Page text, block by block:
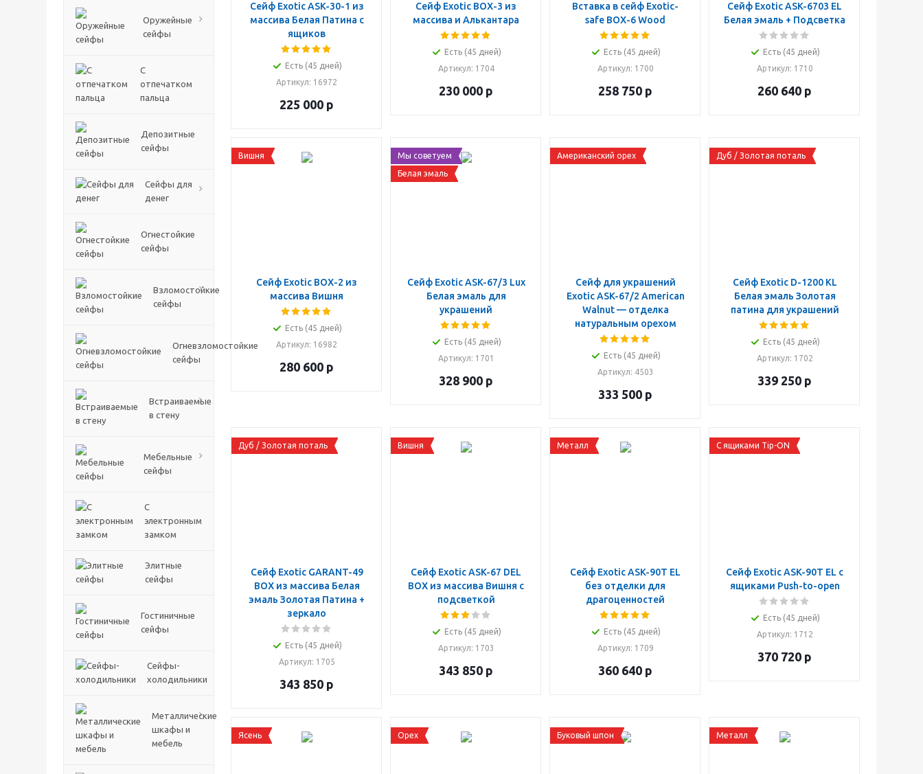
Оружейные
сейфы
С
отпечатком
пальца
Депозитные
сейфы
Сейфы для
денег
Огнестойкие
сейфы
Взломостойкие
сейфы
Огневзломостойкие
сейфы
Встраиваемые
в стену
Мебельные
сейфы
С
электронным
замком
Элитные
сейфы
Гостиничные
сейфы
Сейфы-
холодильники
Металлические
шкафы и
мебель
Сейф Exotic ASK-30-1 из
массива Белая Патина с
ящиков
Есть (45 дней)
Артикул: 16972
225 000 р
Сейф Exotic BOX-3 из
массива и Алькантара
Есть (45 дней)
Артикул: 1704
230 000 р
Вставка в сейф Exotic-
safe BOX-6 Wood
Есть (45 дней)
Артикул: 1700
258 750 р
Сейф Exotic ASK-6703 EL
Белая эмаль + Подсветка
Есть (45 дней)
Артикул: 1710
260 640 р
Вишня
Сейф Exotic BOX-2 из
массива Вишня
Есть (45 дней)
Артикул: 16982
280 600 р
Мы советуем
Белая эмаль
Сейф Exotic ASK-67/3 Lux
Белая эмаль для
украшений
Есть (45 дней)
Артикул: 1701
328 900 р
Американский орех
Сейф для украшений
Exotic ASK-67/2 American
Walnut — отделка
натуральным орехом
Есть (45 дней)
Артикул: 4503
333 500 р
Дуб / Золотая поталь
Сейф Exotic D-1200 KL
Белая эмаль Золотая
патина для украшений
Есть (45 дней)
Артикул: 1702
339 250 р
Дуб / Золотая поталь
Сейф Exotic GARANT-49
BOX из массива Белая
эмаль Золотая Патина +
зеркало
Есть (45 дней)
Артикул: 1705
343 850 р
Вишня
Сейф Exotic ASK-67 DEL
BOX из массива Вишня с
подсветкой
Есть (45 дней)
Артикул: 1703
343 850 р
Металл
Сейф Exotic ASK-90T EL
без отделки для
драгоценностей
Есть (45 дней)
Артикул: 1709
360 640 р
C ящиками Tip-ON
Сейф Exotic ASK-90T EL c
ящиками Push-to-open
Есть (45 дней)
Артикул: 1712
370 720 р
Ясень Орех Буковый шпон Металл